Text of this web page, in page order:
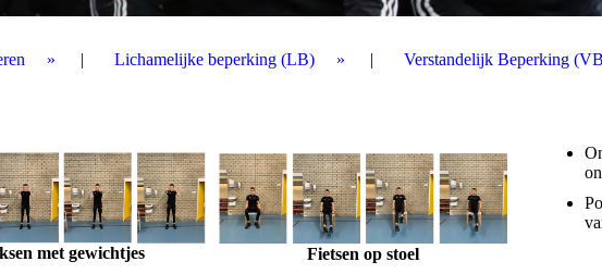
Lichamelijke beperking (LB) Verstandelijk Beperking
met gewichtjes Fietsen op stoel